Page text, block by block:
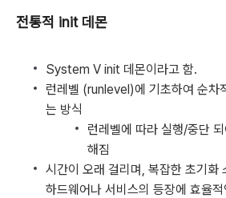
전통적 init 데몬
System V init 데몬이라고 함.
런레벨 (runlevel)에 기초하여 순차
는 방식
런레벨에 따라 실행/중단
해짐
시간이 오래 걸리며, 복잡한 초기화
하드웨어나 서비스의 등장에 효율